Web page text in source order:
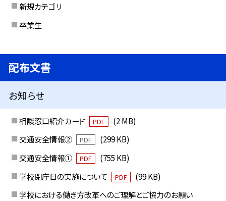
新規カテゴリ
卒業生
配布文書
お知らせ
相談窓口紹介カード PDF
(2 MB)
交通安全情報②
PDF
(299 KB)
交通安全情報①
PDF
(755 KB)
学校閉庁日の実施について
PDF
(99 KB)
学校における働き方改革へのご理解とご協力のお願い